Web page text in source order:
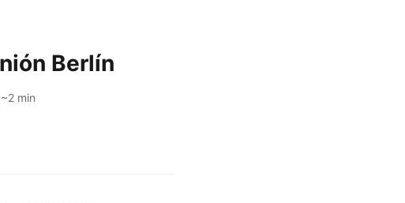
Berlín
~2 min